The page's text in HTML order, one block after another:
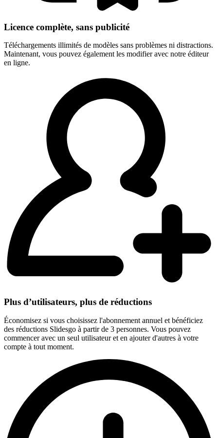
Licence complète, sans publicité
Téléchargements illimités de modèles sans problèmes ni distractions.
Maintenant, vous pouvez également les modifier avec notre éditeur
en ligne.
Plus d’utilisateurs, plus de réductions
Économisez si vous choisissez l'abonnement annuel et bénéficiez
des réductions Slidesgo à partir de 3 personnes. Vous pouvez
commencer avec un seul utilisateur et en ajouter d'autres à votre
compte à tout moment.